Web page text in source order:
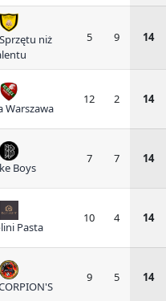
niż
5 9 14
Warszawa
12 2 14
Boys
7 7 14
Pasta
10 4 14
9 5 14